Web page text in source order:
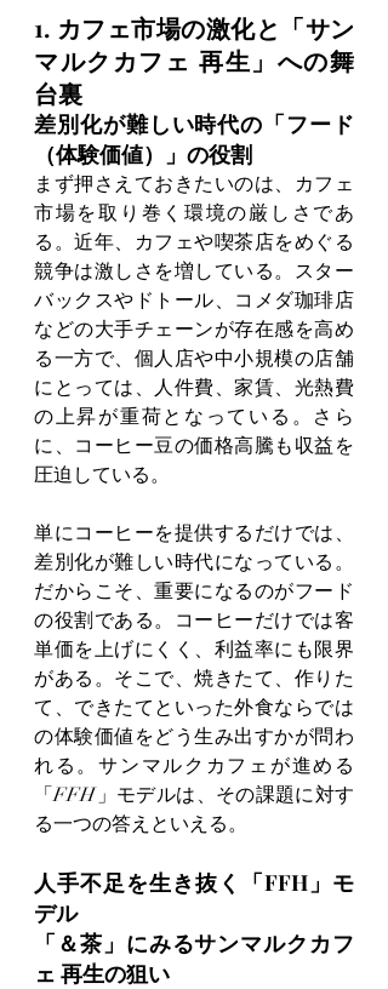
1. カフェ市場の激化と「サン
マルクカフェ 再生」への舞
台裏
差別化が難しい時代の「フード
（体験価値）」の役割
まず押さえておきたいのは、カフェ
市場を取り巻く環境の厳しさであ
る。近年、カフェや喫茶店をめぐる
競争は激しさを増している。スター
バックスやドトール、コメダ珈琲店
などの大手チェーンが存在感を高め
る一方で、個人店や中小規模の店舗
にとっては、人件費、家賃、光熱費
の上昇が重荷となっている。さら
に、コーヒー豆の価格高騰も収益を
圧迫している。
単にコーヒーを提供するだけでは、
差別化が難しい時代になっている。
だからこそ、重要になるのがフード
の役割である。コーヒーだけでは客
単価を上げにくく、利益率にも限界
がある。そこで、焼きたて、作りた
て、できたてといった外食ならでは
の体験価値をどう生み出すかが問わ
れる。サンマルクカフェが進める
「FFH」モデルは、その課題に対す
る一つの答えといえる。
人手不足を生き抜く「FFH」モ
デル
「＆茶」にみるサンマルクカフ
ェ 再生の狙い